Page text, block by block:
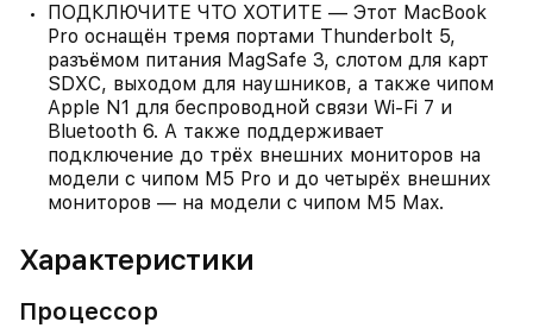
ПОДКЛЮЧИТЕ ЧТО ХОТИТЕ — Этот MacBook
Pro оснащён тремя портами Thunderbolt 5,
разъёмом питания MagSafe 3, слотом для карт
SDXC, выходом для наушников, а также чипом
Apple N1 для беспроводной связи Wi‑Fi 7 и
Bluetooth 6. А также поддерживает
подключение до трёх внешних мониторов на
модели с чипом M5 Pro и до четырёх внешних
мониторов — на модели с чипом M5 Max.
Характеристики
Процессор